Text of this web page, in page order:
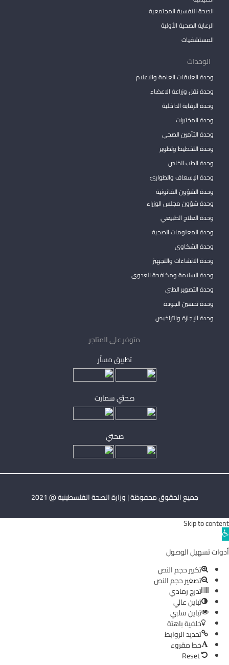
الصحة النفسية المجتمعية
الرعاية الصحية الأولية
المستشفيات
الوحدات
وحدة العلاقات العامة والاعلام
وحدة نقل وزراعة الاعضاء
وحدة الرقابة الداخلية
وحدة المختبرات
وحدة التأمين الصحي
وحدة التخطيط وتطوير
وحدة الطب الخاص
وحدة الإسعاف والطوارئ
وحدة الشؤون القانونية
وحدة شؤون مجلس الوزراء
وحدة العلاج الطبيعي
وحدة المعلومات الصحية
وحدة الشكاوي
وحدة الانشاءات والتجهيز
وحدة السلامة ومكافحة العدوى
وحدة التصوير الطبي
وحدة تحسين الجودة
وحدة الإجازة والتراخيص
متوفر على المتاجر
تطبيق مساْر
صحتي سمارت
صحتي
جميع الحقوق محفوظة | وزارة الصحة الفلسطينية @ 2021
Skip to content
Open
toolbar
أدوات تسهيل الوصول
تكبير حجم النص
تصغير حجم النص
تدرج رمادي
تباين عالي
تباين سلبي
خلفية باهتة
تحديد الروابط
خط مقروء
Reset